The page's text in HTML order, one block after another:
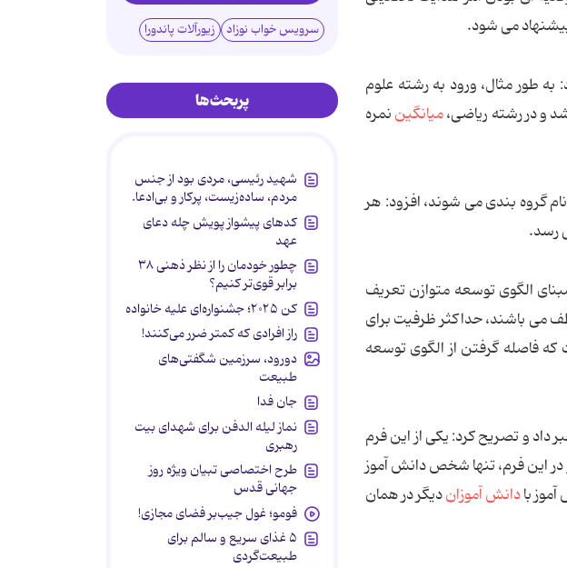
می ‌شود.
به طور مثال، ورود به رشته علوم
میانگیننمره
گروه بندی می شوند، افزود: هر
رسد.
الگوی توسعه متوازن تعریف
می باشند، حداكثر ظرفیت برای
كه فاصله گرفتن از الگوی توسعه
و تصریح كرد: یكی از این فرم
این فرم، تنها شخص دانش آموز
بادانش آموزاندیگر در همان
سرویس خواب نوزاد زیورآلات پاندورا
پربحث‌ها
شهید رئیسی، مردی بود از جنس
مردم، ساده‌زیست، پرکار و بی‌ادعا.
کدهای پیشواز پویش چله دعای
عهد
چطور خودمان را از نظر ذهنی ۳۸
برابر قوی‌تر کنیم؟
کن ۲۰۲۵؛ جشنواره‌ای علیه خانواده
راز افرادی که کمتر ضرر می‌کنند!
دورود، سرزمین شگفتی‌های
طبیعت
جان فدا
نماز لیله الدفن برای شهدای بیت
رهبری
طرح اختصاصی تبیان ویژه روز
جهانی قدس
فومو؛ غول جیب‌بر فضای مجازی!
۵ غذای سریع و سالم برای
طبیعت‌گردی